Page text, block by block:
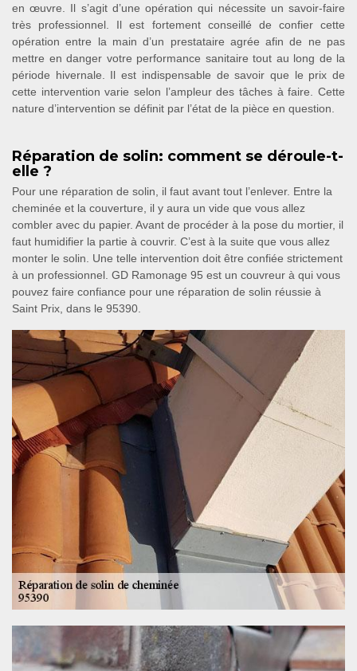
en œuvre. Il s’agit d’une opération qui nécessite un savoir-faire
très professionnel. Il est fortement conseillé de confier cette
opération entre la main d’un prestataire agrée afin de ne pas
mettre en danger votre performance sanitaire tout au long de la
période hivernale. Il est indispensable de savoir que le prix de
cette intervention varie selon l’ampleur des tâches à faire. Cette
nature d’intervention se définit par l’état de la pièce en question.
Réparation de solin: comment se déroule-t-
elle ?
Pour une réparation de solin, il faut avant tout l’enlever. Entre la
cheminée et la couverture, il y aura un vide que vous allez
combler avec du papier. Avant de procéder à la pose du mortier, il
faut humidifier la partie à couvrir. C’est à la suite que vous allez
monter le solin. Une telle intervention doit être confiée strictement
à un professionnel. GD Ramonage 95 est un couvreur à qui vous
pouvez faire confiance pour une réparation de solin réussie à
Saint Prix, dans le 95390.